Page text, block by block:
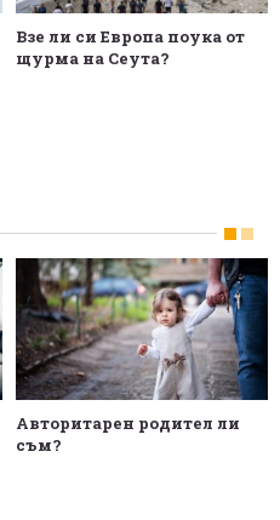
Взе ли си Европа поука от
щурма на Сеута?
Авторитарен родител ли
съм?